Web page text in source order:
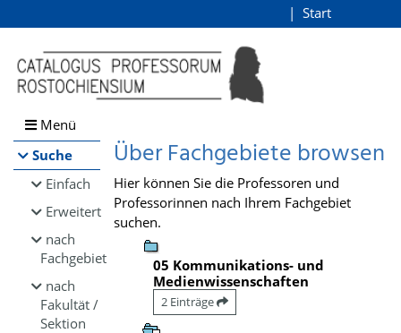
Browsen
direkt zum Inhalt
Start
Menü
Suche
Einfach
Erweitert
nach
Fachgebiet
nach
Fakultät /
Sektion
Über Fachgebiete browsen
Hier können Sie die Professoren und
Professorinnen nach Ihrem Fachgebiet
suchen.
05 Kommunikations- und
Medienwissenschaften
2 Einträge